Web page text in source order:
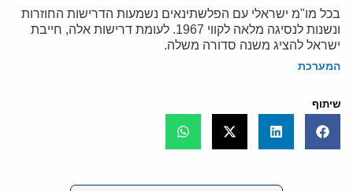
בכל מו"מ ישראלי עם הפלשתינאים נשמעות הדרישות החוזרות
ונשנות לנסיגה מלאה לקווי 1967. לעומת דרישות אלה, חייבת
ישראל להציג משנה סדורה משלה.
המערכת
שיתוף